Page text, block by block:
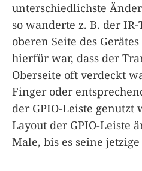
unterschiedlichste
so wanderte z. B. der
oberen Seite des
hierfür war, dass der
Oberseite oft verdeckt
Finger oder
der GPIO-Leiste genutzt
Layout der GPIO-Leiste
Male, bis es seine